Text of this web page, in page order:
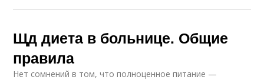
Щд диета в больнице. Общие
правила
Нет сомнений в том, что полноценное питание —